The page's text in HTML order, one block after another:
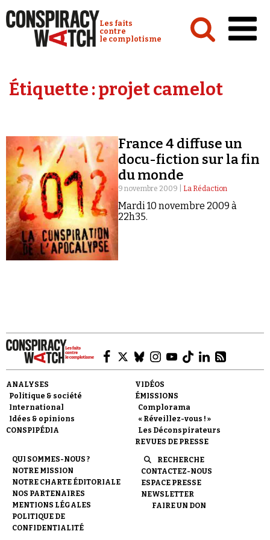
Conspiracy Watch :
Les faits
contre
le complotisme
Analyses
Vidéos
Émissions
Revues de presse
Newsletter
Faire un don
Étiquette :projet camelot
France 4 diffuse un
docu-fiction sur la fin
du monde
9 novembre 2009 | La Rédaction
Mardi 10 novembre 2009 à
22h35.
ANALYSES
Politique & société
International
Idées & opinions
CONSPIPÉDIA
VIDÉOS
ÉMISSIONS
Complorama
« Réveillez-vous ! »
Les Déconspirateurs
REVUES DE PRESSE
QUI SOMMES-NOUS ?
NOTRE MISSION
NOTRE CHARTE ÉDITORIALE
NOS PARTENAIRES
MENTIONS LÉGALES
POLITIQUE DE
CONFIDENTIALITÉ
RECHERCHE
CONTACTEZ-NOUS
ESPACE PRESSE
NEWSLETTER
FAIRE UN DON